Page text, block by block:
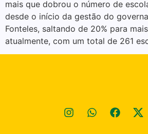
mais que dobrou o número de
desde o início da gestão do
Fonteles, saltando de 20% para
atualmente, com um total de 261